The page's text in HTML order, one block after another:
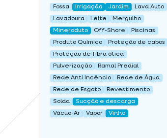
Fossa
Irrigação Jardim
Lava Auto
Lavadoura
Leite
Mergulho
Mineroduto
Off-Shore
Piscinas
Produto Químico
Proteção de cabos
Proteção de fibra ótica
Pulverização
Ramal Predial
Rede Anti Incêncio
Rede de Água
Rede de Esgoto
Revestimento
Solda
Sucção e descarga
Vácuo-Ar
Vapor Vinho